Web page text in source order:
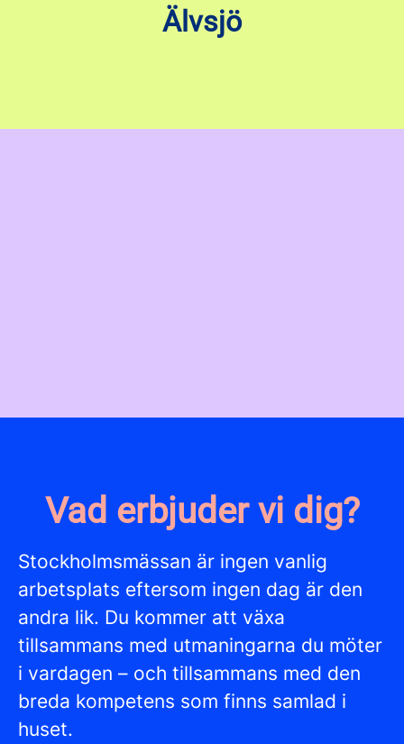
Älvsjö
Vad erbjuder vi dig?
Stockholmsmässan är ingen vanlig
arbetsplats eftersom ingen dag är den
andra lik. Du kommer att växa
tillsammans med utmaningarna du möter
i vardagen – och tillsammans med den
breda kompetens som finns samlad i
huset.